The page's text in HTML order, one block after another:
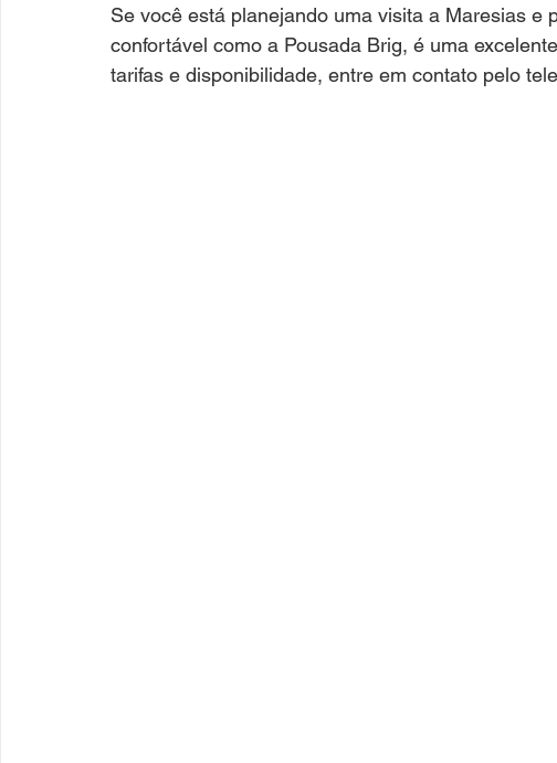
Se você está planejando uma visita a Maresias e
confortável como a Pousada Brig, é uma
tarifas e disponibilidade, entre em contato pelo